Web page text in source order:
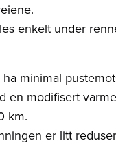
enkelt under
minimal
en modifisert
km.
er litt